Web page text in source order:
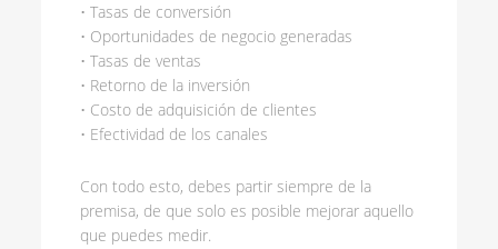
• Tasas de conversión
• Oportunidades de negocio generadas
• Tasas de ventas
• Retorno de la inversión
• Costo de adquisición de clientes
• Efectividad de los canales
Con todo esto, debes partir siempre de la
premisa, de que solo es posible mejorar aquello
que puedes medir.